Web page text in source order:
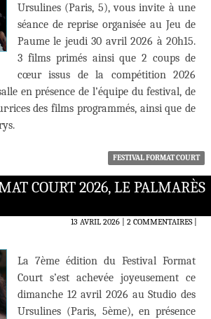
Ursulines (Paris, 5), vous invite à une
séance de reprise organisée au Jeu de
Paume le jeudi 30 avril 2026 à 20h15.
3 films primés ainsi que 2 coups de
cœur issus de la compétition 2026
en présence de l’équipe du festival, de
des films programmés, ainsi que de
FESTIVAL FORMAT COURT
COURT 2026, LE PALMARÈS
13 AVRIL 2026 2 COMMENTAIRES|
La 7ème édition du Festival Format
Court s’est achevée joyeusement ce
dimanche 12 avril 2026 au Studio des
Ursulines (Paris, 5ème), en présence